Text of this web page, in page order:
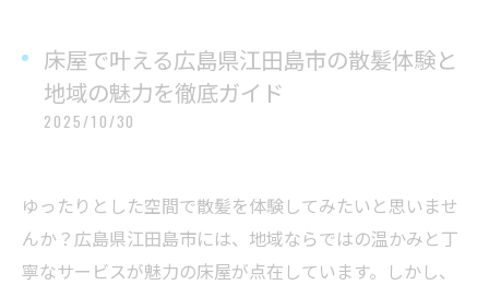
床屋で叶える広島県江田島市の散髪体験と
地域の魅力を徹底ガイド
2025/10/30
ゆったりとした空間で散髪を体験してみたいと思いませ
んか？広島県江田島市には、地域ならではの温かみと丁
寧なサービスが魅力の床屋が点在しています。しかし、